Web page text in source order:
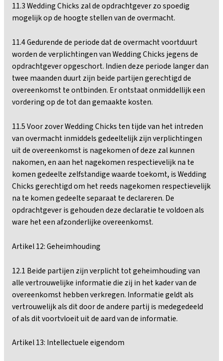
11.3 Wedding Chicks zal de opdrachtgever zo spoedig
mogelijk op de hoogte stellen van de overmacht.
11.4 Gedurende de periode dat de overmacht voortduurt
worden de verplichtingen van Wedding Chicks jegens de
opdrachtgever opgeschort. Indien deze periode langer dan
twee maanden duurt zijn beide partijen gerechtigd de
overeenkomst te ontbinden. Er ontstaat onmiddellijk een
vordering op de tot dan gemaakte kosten.
11.5 Voor zover Wedding Chicks ten tijde van het intreden
van overmacht inmiddels gedeeltelijk zijn verplichtingen
uit de overeenkomst is nagekomen of deze zal kunnen
nakomen, en aan het nagekomen respectievelijk na te
komen gedeelte zelfstandige waarde toekomt, is Wedding
Chicks gerechtigd om het reeds nagekomen respectievelijk
na te komen gedeelte separaat te declareren. De
opdrachtgever is gehouden deze declaratie te voldoen als
ware het een afzonderlijke overeenkomst.
Artikel 12: Geheimhouding
12.1 Beide partijen zijn verplicht tot geheimhouding van
alle vertrouwelijke informatie die zij in het kader van de
overeenkomst hebben verkregen. Informatie geldt als
vertrouwelijk als dit door de andere partij is medegedeeld
of als dit voortvloeit uit de aard van de informatie.
Artikel 13: Intellectuele eigendom